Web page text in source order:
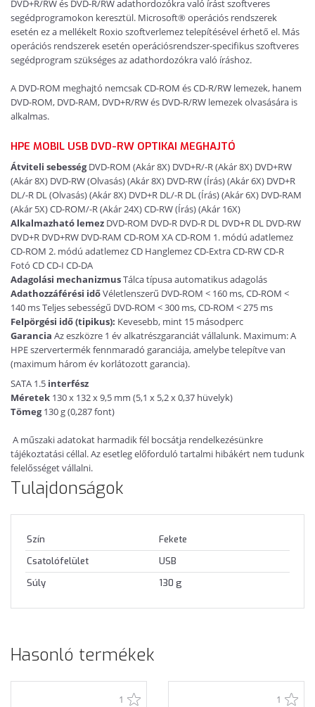
DVD+R/RW és DVD-R/RW adathordozókra való írást szoftveres
segédprogramokon keresztül. Microsoft® operációs rendszerek
esetén ez a mellékelt Roxio szoftverlemez telepítésével érhető el. Más
operációs rendszerek esetén operációsrendszer-specifikus szoftveres
segédprogram szükséges az adathordozókra való íráshoz.
A DVD-ROM meghajtó nemcsak CD-ROM és CD-R/RW lemezek, hanem
DVD-ROM, DVD-RAM, DVD+R/RW és DVD-R/RW lemezek olvasására is
alkalmas.
HPE MOBIL USB DVD-RW OPTIKAI MEGHAJTÓ
Átviteli sebességDVD-ROM (Akár 8X) DVD+R/-R (Akár 8X) DVD+RW
(Akár 8X) DVD-RW (Olvasás) (Akár 8X) DVD-RW (Írás) (Akár 6X) DVD+R
DL/-R DL (Olvasás) (Akár 8X) DVD+R DL/-R DL (Írás) (Akár 6X) DVD-RAM
(Akár 5X) CD-ROM/-R (Akár 24X) CD-RW (Írás) (Akár 16X)
Alkalmazható lemez DVD-ROM DVD-R DVD-R DL DVD+R DL DVD-RW
DVD+R DVD+RW DVD-RAM CD-ROM XA CD-ROM 1. módú adatlemez
CD-ROM 2. módú adatlemez CD Hanglemez CD-Extra CD-RW CD-R
Fotó CD CD-I CD-DA
Adagolási mechanizmusTálca típusa automatikus adagolás
Adathozzáférési időVéletlenszerű DVD-ROM < 160 ms, CD-ROM <
140 ms Teljes sebességű DVD-ROM < 300 ms, CD-ROM < 275 ms
Felpörgési idő (tipikus): Kevesebb, mint 15 másodperc
Garancia Az eszközre 1 év alkatrészgaranciát vállalunk. Maximum: A
HPE szervertermék fennmaradó garanciája, amelybe telepítve van
(maximum három év korlátozott garancia).
SATA 1.5 interfész
Méretek 130 x 132 x 9,5 mm (5,1 x 5,2 x 0,37 hüvelyk)
Tömeg130 g (0,287 font)
A műszaki adatokat harmadik fél bocsátja rendelkezésünkre
tájékoztatási céllal. Az esetleg előforduló tartalmi hibákért nem tudunk
felelősséget vállalni.
Tulajdonságok
Szín
Fekete
Csatolófelület
USB
Súly
130 g
Hasonló termékek
1 1